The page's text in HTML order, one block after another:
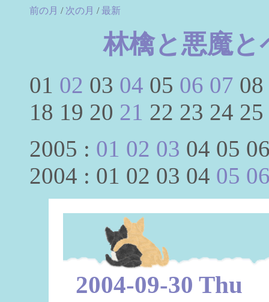
前の月 / 次の月 /最新
林檎と悪魔と
01 02 03 04 05 06 07
18 19 20 21 22 23 24 25
2005 : 01 02 03 04 05
2004 : 01 02 03 04 05
2004-09-30 Thu